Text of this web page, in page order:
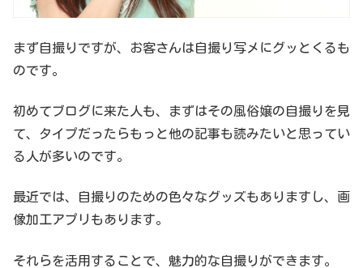
まず自撮りですが、お客さんは自撮り写メにグッとくるも
のです。
初めてブログに来た人も、まずはその風俗嬢の自撮りを見
て、タイプだったらもっと他の記事も読みたいと思ってい
る人が多いのです。
最近では、自撮りのための色々なグッズもありますし、画
像加工アプリもあります。
それらを活用することで、魅力的な自撮りができます。